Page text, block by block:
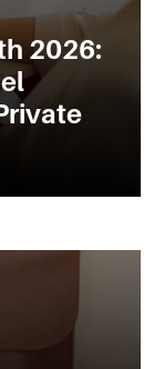
2026: